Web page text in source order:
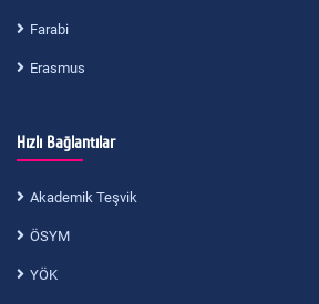
Farabi
Erasmus
Hızlı Bağlantılar
Akademik Teşvik
ÖSYM
YÖK